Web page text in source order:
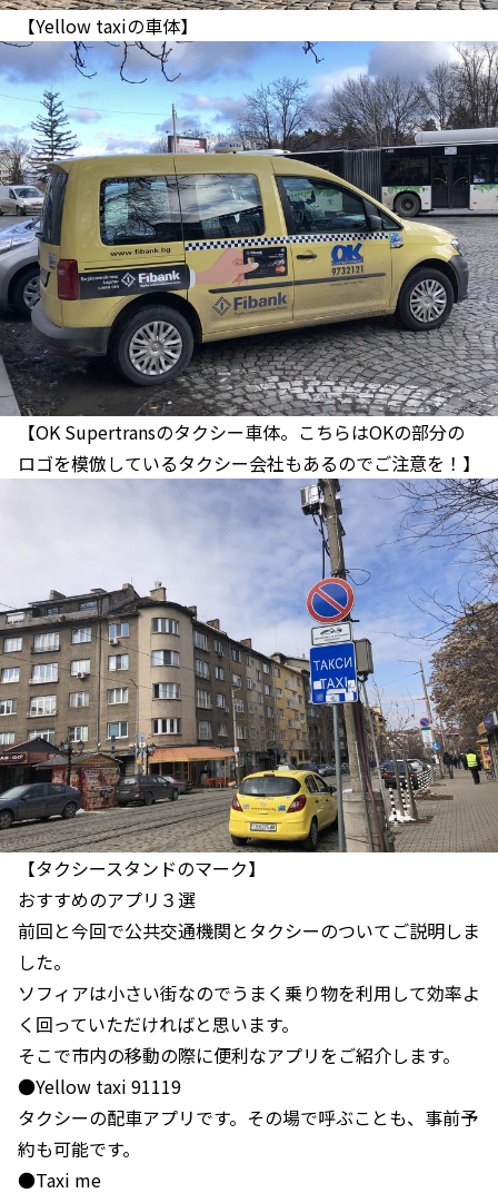
【Yellow taxiの車体】
【OK Supertransのタクシー車体。こちらはOKの部分の
ロゴを模倣しているタクシー会社もあるのでご注意を！】
【タクシースタンドのマーク】
おすすめのアプリ３選
前回と今回で公共交通機関とタクシーのついてご説明しま
した。
ソフィアは小さい街なのでうまく乗り物を利用して効率よ
く回っていただければと思います。
そこで市内の移動の際に便利なアプリをご紹介します。
●Yellow taxi 91119
タクシーの配車アプリです。その場で呼ぶことも、事前予
約も可能です。
●Taxi me